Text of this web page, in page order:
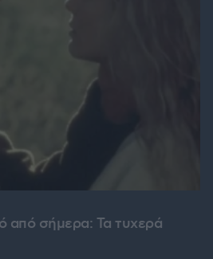
από σήμερα: Τα τυχερά